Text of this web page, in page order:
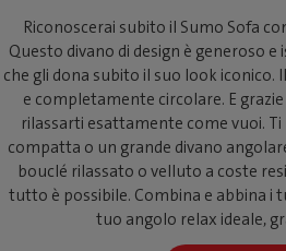
Riconoscerai subito il Sumo Sofa
Questo divano di design è generoso e
che gli dona subito il suo look iconico.
e completamente circolare. E
rilassarti esattamente come vuoi.
compatta o un grande divano
bouclé rilassato o velluto a coste
tutto è possibile. Combina e abbina i
tuo angolo relax ideale,